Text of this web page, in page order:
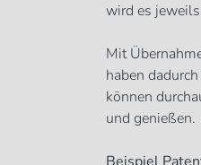
wird es
Mit
haben
können
und genießen.